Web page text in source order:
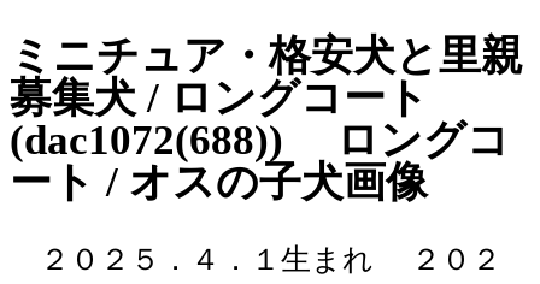
ミニチュア・格安犬と里親
募集犬 / ロングコート
(dac1072(688)) ロングコ
ート / オスの子犬画像
２０２５．４．１生まれ
２０２